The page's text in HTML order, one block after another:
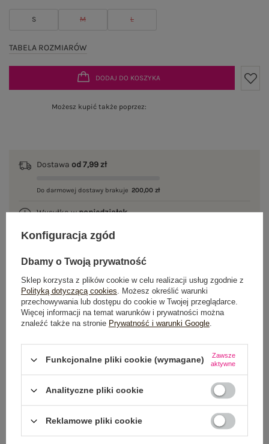
S M L
TABELA ROZMIARÓW
DODAJ DO KOSZYKA
Możesz kupić także poprzez:
Dostawa od 7,99 zł
Do darmowej dostawy brakuje 200,00 zł
Wysyłka wponiedziałek
100 dni na zwrot
OPIS PRODUKTU
GŁÓWNE PARAMETRY
OPINIE O PRODUKCIE (1)
WYSYŁKA I DOSTAWA
ZWROTY I REKLAMACJE
Konfiguracja zgód
Dbamy o Twoją prywatność
Sklep korzysta z plików cookie w celu realizacji usług zgodnie z
Polityką dotyczącą cookies. Możesz określić warunki
przechowywania lub dostępu do cookie w Twojej przeglądarce.
Więcej informacji na temat warunków i prywatności można
znaleźć także na stronie Prywatność i warunki Google.
Funkcjonalne pliki cookie (wymagane)
Zawsze
aktywne
Analityczne pliki cookie
Reklamowe pliki cookie